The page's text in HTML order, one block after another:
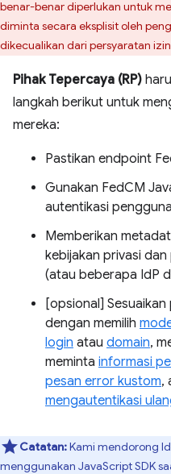
benar-benar diperlukan untuk
diminta secara eksplisit oleh
dikecualikan dari persyaratan
Pihak Tepercaya (RP)
langkah berikut untuk
mereka:
Pastikan endpoint
Gunakan FedCM
autentikasi
Memberikan
kebijakan privasi
(atau beberapa IdP
[opsional]
dengan memilih
login atau domain,
meminta informasi
pesan error kustom,
mengautentikasi
Catatan:Kami mendorong
menggunakan JavaScript SDK